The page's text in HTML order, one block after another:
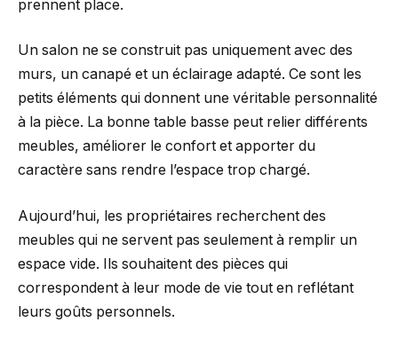
prennent place.
Un salon ne se construit pas uniquement avec des
murs, un canapé et un éclairage adapté. Ce sont les
petits éléments qui donnent une véritable personnalité
à la pièce. La bonne table basse peut relier différents
meubles, améliorer le confort et apporter du
caractère sans rendre l’espace trop chargé.
Aujourd’hui, les propriétaires recherchent des
meubles qui ne servent pas seulement à remplir un
espace vide. Ils souhaitent des pièces qui
correspondent à leur mode de vie tout en reflétant
leurs goûts personnels.